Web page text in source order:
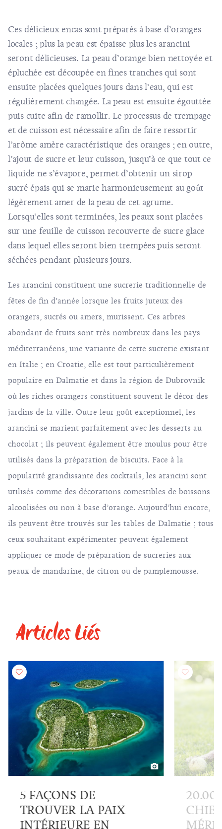
Ces délicieux encas sont préparés à base d’oranges
locales ; plus la peau est épaisse plus les arancini
seront délicieuses. La peau d’orange bien nettoyée et
épluchée est découpée en fines tranches qui sont
ensuite placées quelques jours dans l’eau, qui est
régulièrement changée. La peau est ensuite égouttée
puis cuite afin de ramollir. Le processus de trempage
et de cuisson est nécessaire afin de faire ressortir
l’arôme amère caractéristique des oranges ; en outre,
l’ajout de sucre et leur cuisson, jusqu’à ce que tout ce
liquide ne s’évapore, permet d’obtenir un sirop
sucré épais qui se marie harmonieusement au goût
légèrement amer de la peau de cet agrume.
Lorsqu’elles sont terminées, les peaux sont placées
sur une feuille de cuisson recouverte de sucre glace
dans lequel elles seront bien trempées puis seront
séchées pendant plusieurs jours.
Les arancini constituent une sucrerie traditionnelle de
fêtes de fin d’année lorsque les fruits juteux des
orangers, sucrés ou amers, murissent. Ces arbres
abondant de fruits sont très nombreux dans les pays
méditerranéens, une variante de cette sucrerie existant
en Italie ; en Croatie, elle est tout particulièrement
populaire en Dalmatie et dans la région de Dubrovnik
où les riches orangers constituent souvent le décor des
jardins de la ville. Outre leur goût exceptionnel, les
arancini se marient parfaitement avec les desserts au
chocolat ; ils peuvent également être moulus pour être
utilisés dans la préparation de biscuits. Face à la
popularité grandissante des cocktails, les arancini sont
utilisés comme des décorations comestibles de boissons
alcoolisées ou non à base d’orange. Aujourd’hui encore,
ils peuvent être trouvés sur les tables de Dalmatie ; tous
ceux souhaitant expérimenter peuvent également
appliquer ce mode de préparation de sucreries aux
peaux de mandarine, de citron ou de pamplemousse.
Articles Liés
5 FAÇONS DE
TROUVER LA PAIX
INTÉRIEURE EN